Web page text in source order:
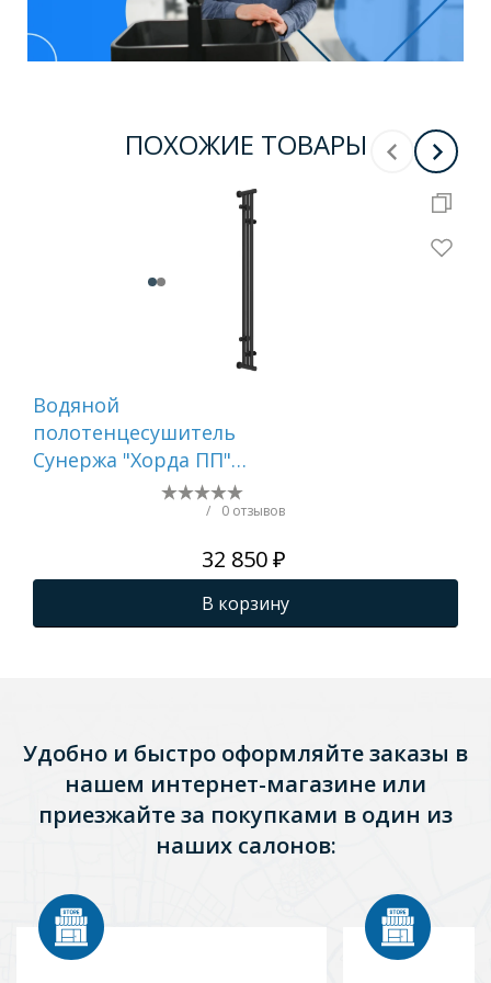
ПОХОЖИЕ ТОВАРЫ
Водяной
полотенцесушитель
Сунержа "Хорда ПП"
1200х195 (Тёмный
/ 0 отзывов
32 850 ₽
В корзину
Удобно и быстро оформляйте заказы в
нашем интернет-магазине или
приезжайте за покупками в один из
наших салонов: